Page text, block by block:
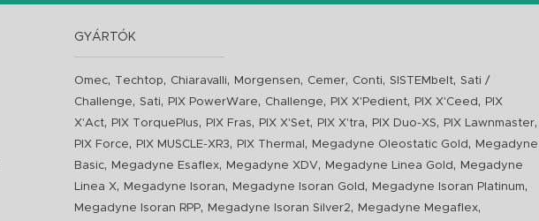
GYÁRTÓK
Omec, Techtop, Chiaravalli, Morgensen, Cemer, Conti,SISTEMbelt,Sati /
Challenge,Sati, PIX PowerWare, Challenge, PIX X'Pedient, PIX X'Ceed ,
PIX
X'Act, PIX TorquePlus, PIX Fras, PIX X'Set, PIX X'tra, PIX Duo-XS, PIX Lawnmaster,
PIX Force, PIX MUSCLE-XR3, PIX Thermal , Megadyne Oleostatic Gold ,
Megadyne
Basic, Megadyne Esaflex, Megadyne XDV, Megadyne Linea Gold ,
Megadyne
Linea X, Megadyne Isoran, Megadyne Isoran Gold , Megadyne Isoran Platinum,
Megadyne Isoran RPP, Megadyne Isoran Silver2, Megadyne Megaflex,